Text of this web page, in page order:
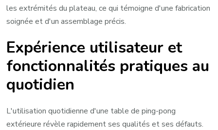
les extrémités du plateau, ce qui témoigne d'une fabrication
soignée et d'un assemblage précis.
Expérience utilisateur et
fonctionnalités pratiques au
quotidien
L'utilisation quotidienne d'une table de ping-pong
extérieure révèle rapidement ses qualités et ses défauts.